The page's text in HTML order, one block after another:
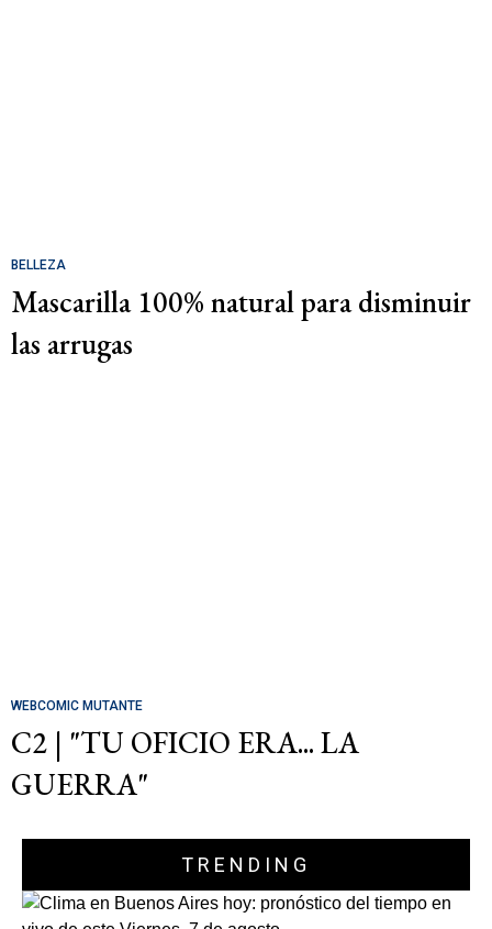
BELLEZA
Mascarilla 100% natural para disminuir
las arrugas
WEBCOMIC MUTANTE
C2 | "TU OFICIO ERA... LA
GUERRA"
TRENDING